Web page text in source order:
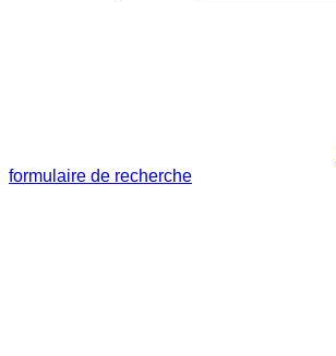
formulaire de recherche